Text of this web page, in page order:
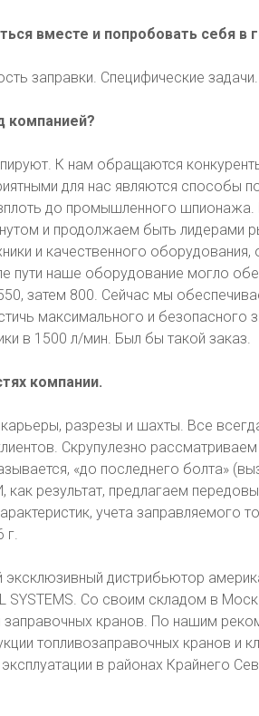
вместе и попробовать себя в
заправки. Специфические задачи.
компанией?
К нам обращаются
для нас являются способы
до промышленного
и продолжаем быть лидерами
и качественного
пути наше оборудование могло
затем 800. Сейчас мы
максимального и безопасного
в 1500 л/мин. Был бы такой заказ.
компании.
разрезы и шахты. Все
Скрупулезно
«до последнего болта»
результат, предлагаем
учета заправляемого
г.
дистрибьютор
SYSTEMS. Со своим складом в
кранов. По нашим
топливозаправочных кранов и
эксплуатации в районах Крайнего